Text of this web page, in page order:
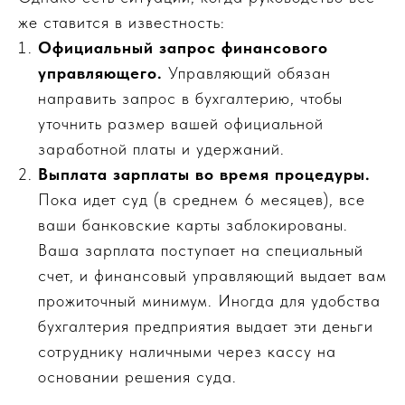
же ставится в известность:
Официальный запрос финансового
управляющего. Управляющий обязан
направить запрос в бухгалтерию, чтобы
уточнить размер вашей официальной
заработной платы и удержаний.
Выплата зарплаты во время процедуры.
Пока идет суд (в среднем 6 месяцев), все
ваши банковские карты заблокированы.
Ваша зарплата поступает на специальный
счет, и финансовый управляющий выдает вам
прожиточный минимум. Иногда для удобства
бухгалтерия предприятия выдает эти деньги
сотруднику наличными через кассу на
основании решения суда.